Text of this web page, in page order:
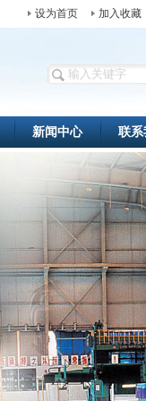
设为首页 加入收藏
新闻中心 联系